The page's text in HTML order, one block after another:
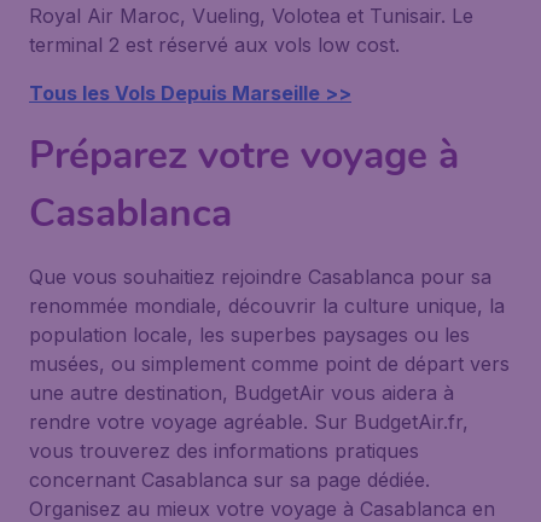
Royal Air Maroc, Vueling, Volotea et Tunisair. Le
terminal 2 est réservé aux vols low cost.
Tous les Vols Depuis Marseille >>
Préparez votre voyage à
Casablanca
Que vous souhaitiez rejoindre Casablanca pour sa
renommée mondiale, découvrir la culture unique, la
population locale, les superbes paysages ou les
musées, ou simplement comme point de départ vers
une autre destination, BudgetAir vous aidera à
rendre votre voyage agréable. Sur BudgetAir.fr,
vous trouverez des informations pratiques
concernant Casablanca sur sa page dédiée.
Organisez au mieux votre voyage à Casablanca en